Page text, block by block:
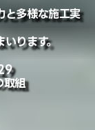
と多様な施工実
ります。
取組